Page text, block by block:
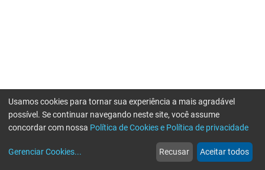
web
Notícias
more_horiz
Mais
Usamos cookies para tornar sua experiência a mais agradável
possível. Se continuar navegando neste site, você assume
concordar com nossa Política de Cookies e Política de privacidade
Gerenciar Cookies... Recusar Aceitar todos
Erro ao enviar informações, por favor tente novamente